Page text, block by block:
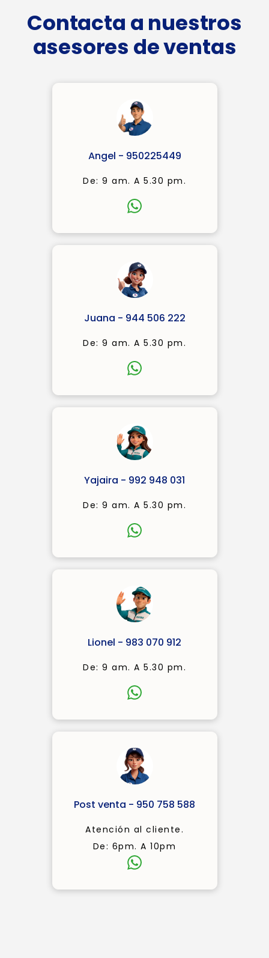
Contacta a nuestros
asesores de ventas
Angel - 950225449
De: 9 am. A 5.30 pm.
Juana - 944 506 222
De: 9 am. A 5.30 pm.
Yajaira - 992 948 031
De: 9 am. A 5.30 pm.
Lionel - 983 070 912
De: 9 am. A 5.30 pm.
Post venta - 950 758 588
Atención al cliente.
De: 6pm. A 10pm